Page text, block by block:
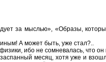
за мыслью», «Образы,
А может быть, уже стал?..
физики, ибо не сомневалась, что
месяц, хотя уже и